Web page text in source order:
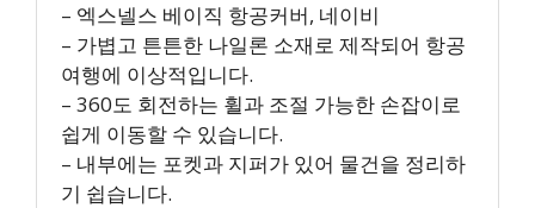
– 엑스넬스 베이직 항공커버, 네이비
– 가볍고 튼튼한 나일론 소재로 제작되어 항공
여행에 이상적입니다.
– 360도 회전하는 휠과 조절 가능한 손잡이로
쉽게 이동할 수 있습니다.
– 내부에는 포켓과 지퍼가 있어 물건을 정리하
기 쉽습니다.